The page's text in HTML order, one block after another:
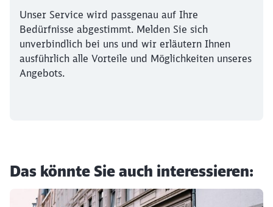
Unser Service wird passgenau auf Ihre
Bedürfnisse abgestimmt. Melden Sie sich
unverbindlich bei uns und wir erläutern Ihnen
ausführlich alle Vorteile und Möglichkeiten unseres
Angebots.
Das könnte Sie auch interessieren: